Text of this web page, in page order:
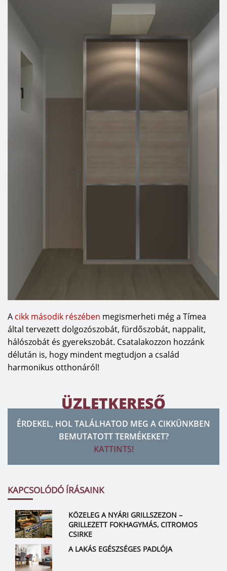
A cikk második részében megismerheti még a Tímea
által tervezett dolgozószobát, fürdőszobát, nappalit,
hálószobát és gyerekszobát. Csatalakozzon hozzánk
délután is, hogy mindent megtudjon a család
harmonikus otthonáról!
ÜZLETKERESŐ
ÉRDEKEL, HOL TALÁLHATOD MEG A CIKKÜNKBEN
BEMUTATOTT TERMÉKEKET?
KATTINTS!
KAPCSOLÓDÓ ÍRÁSAINK
KÖZELEG A NYÁRI GRILLSZEZON –
GRILLEZETT FOKHAGYMÁS, CITROMOS
CSIRKE
A LAKÁS EGÉSZSÉGES PADLÓJA